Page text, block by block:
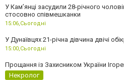
У Камʼянці засудили 28-річного
стосовно співмешканки
15:06,Сьогодні
У Дунаївцях 21-річна дівчина двічі
15:00,Сьогодні
Прощання із Захисником України
Некролог